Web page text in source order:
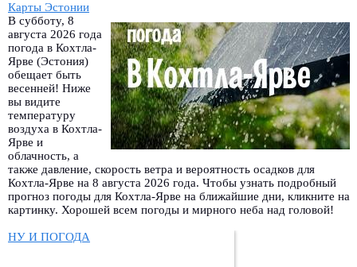
Карты Эстонии
В субботу, 8
августа 2026 года
погода в Кохтла-
Ярве (Эстония)
обещает быть
весенней! Ниже
вы видите
температуру
воздуха в Кохтла-
Ярве и
облачность, а
также давление, скорость ветра и вероятность осадков для
Кохтла-Ярве на 8 августа 2026 года. Чтобы узнать подробный
прогноз погоды для Кохтла-Ярве на ближайшие дни, кликните на
картинку. Хорошей всем погоды и мирного неба над головой!
НУ И ПОГОДА